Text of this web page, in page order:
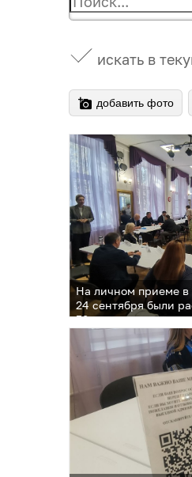
искать в
добавить фото
На личном приеме в
24 сентября были
52 человек